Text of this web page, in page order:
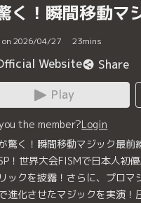
く！瞬間移動マ
on 2026/04/27 23mins
Website
Share
Play
the member?Login
驚く！瞬間移動マジック最前
！世界大会FISMで日本人初
ックを披露！さらに、プロマ
進化させたマジックを実演！